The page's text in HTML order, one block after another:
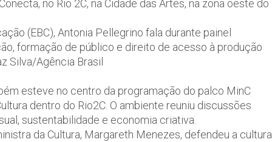
no Rio 2C, na Cidade das Artes, na zona oeste do
(EBC), Antonia Pellegrino fala durante painel
formação de público e direito de acesso à produção
Silva/Agência Brasil
esteve no centro da programação do palco MinC
dentro do Rio2C. O ambiente reuniu discussões
sustentabilidade e economia criativa.
da Cultura, Margareth Menezes, defendeu a cultura